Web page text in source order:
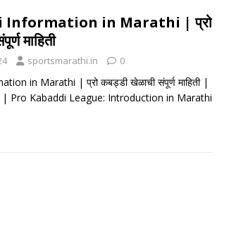
Information in Marathi | प्रो
माहिती
sportsmarathi.in 0
in Marathi | प्रो कबड्डी खेळाची संपूर्ण माहिती |
| Pro Kabaddi League: Introduction in Marathi